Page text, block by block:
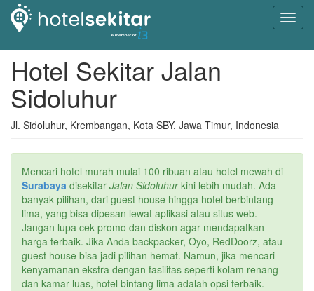
Hotel Sekitar Jalan
Sidoluhur
Jl. Sidoluhur, Krembangan, Kota SBY, Jawa Timur, Indonesia
Mencari hotel murah mulai 100 ribuan atau hotel mewah di
Surabaya disekitar Jalan Sidoluhurkini lebih mudah. Ada
banyak pilihan, dari guest house hingga hotel berbintang
lima, yang bisa dipesan lewat aplikasi atau situs web.
Jangan lupa cek promo dan diskon agar mendapatkan
harga terbaik. Jika Anda backpacker, Oyo, RedDoorz, atau
guest house bisa jadi pilihan hemat. Namun, jika mencari
kenyamanan ekstra dengan fasilitas seperti kolam renang
dan kamar luas, hotel bintang lima adalah opsi terbaik.